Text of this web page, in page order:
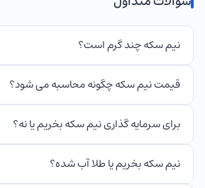
1386 ضرب شدند، اصطلاحاََ طرح
سال، بیشتر است. نیم سکه‌های بانکی
حدود 77 درصد بیشتر است. قیمت
نیم سکه چند گرم است؟
قیمت نیم سکه چگونه محاسبه می شود؟
برای سرمایه گذاری نیم سکه بخریم یا نه؟
نیم سکه بخریم یا طلا آب شده؟